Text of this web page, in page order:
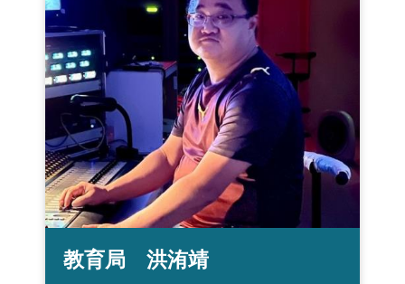
教育局 洪洧靖